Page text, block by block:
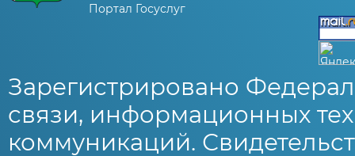
Портал Госуслуг
Зарегистрировано
связи, информационных
коммуникаций.